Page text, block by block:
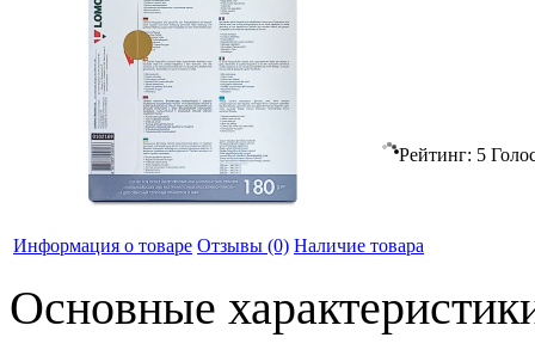
Рейтинг: 5
Информация о товаре Отзывы (0) Наличие товара
Основные